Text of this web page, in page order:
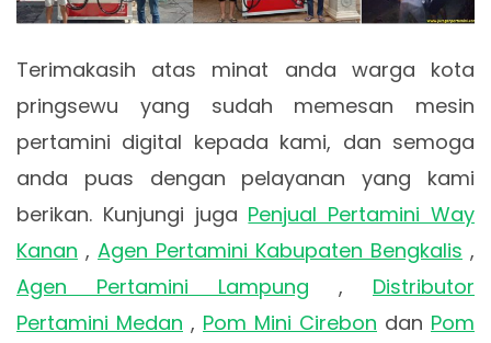
Terimakasih atas minat anda warga kota
pringsewu yang sudah memesan mesin
pertamini digital kepada kami, dan semoga
anda puas dengan pelayanan yang kami
berikan. Kunjungi juga Penjual Pertamini Way
Kanan , Agen Pertamini Kabupaten Bengkalis ,
Agen Pertamini Lampung , Distributor
Pertamini Medan , Pom Mini Cirebon dan Pom